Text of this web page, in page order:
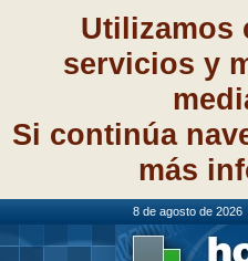
Utilizamos
servicios y
Si continúa
más
8 de